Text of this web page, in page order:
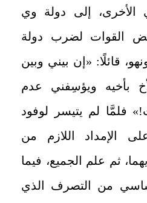
إلى دولة وي
القوات لضرب دولة
قائلًا: «إن بيني وبين
بأخيه ويؤسِفني عدم
فلمَّا لم يتيسر لوفود
الإمداد اللازم من
ثم علم الجميع، فيما
من التصرف الذي